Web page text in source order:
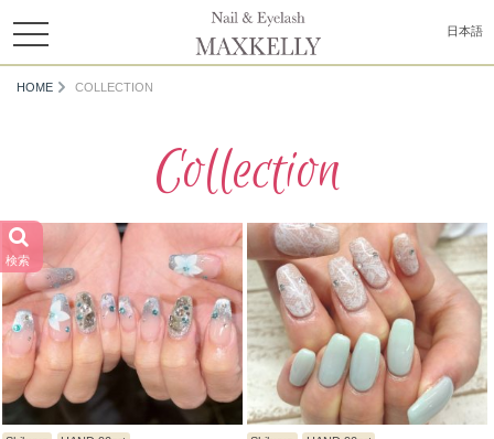
toggle
navigation
日本語
HOME COLLECTION
Collection
検索